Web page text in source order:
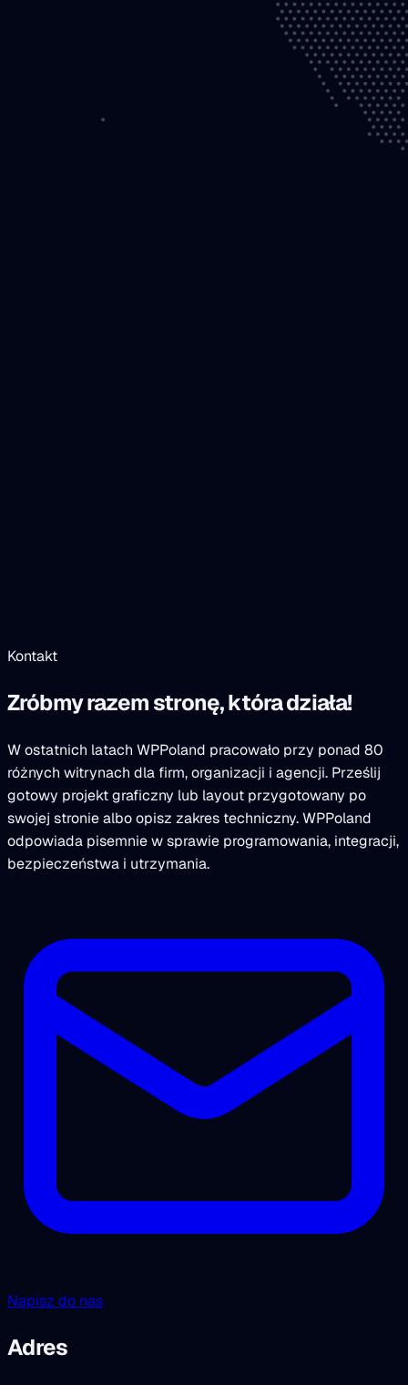
Kontakt
Zróbmy razem stronę, która działa!
W ostatnich latach WPPoland pracowało przy ponad 80
różnych witrynach dla firm, organizacji i agencji. Prześlij
gotowy projekt graficzny lub layout przygotowany po
swojej stronie albo opisz zakres techniczny. WPPoland
odpowiada pisemnie w sprawie programowania, integracji,
bezpieczeństwa i utrzymania.
Napisz do nas
Adres